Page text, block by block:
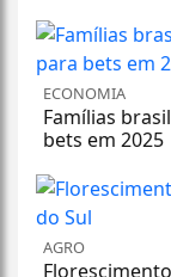
ECONOMIA
Famílias
bets em 2025
AGRO